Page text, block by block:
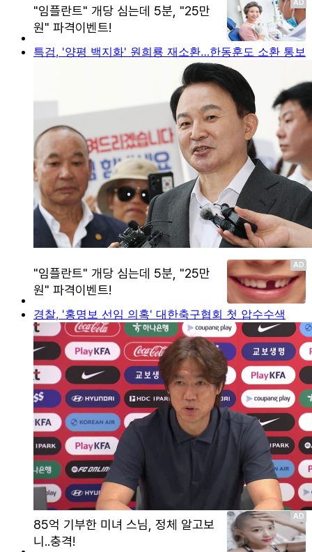
특검, '양평 백지화' 원희룡 재소환…한동훈도 소환 통보
경찰, '홍명보 선임 의혹' 대한축구협회 첫 압수수색